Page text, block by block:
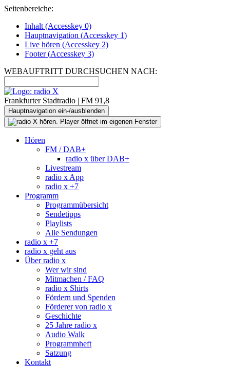
Seitenbereiche:
Inhalt (Accesskey 0)
Hauptnavigation (Accesskey 1)
Live hören (Accesskey 2)
Footer(Accesskey 3)
WEBAUFTRITT DURCHSUCHEN NACH:
Frankfurter Stadtradio | FM 91,8
Hauptnavigation ein-/ausblenden
Hören
FM / DAB+
radio x über DAB+
Livestream
radio x App
radio x +7
Programm
Programmübersicht
Sendetipps
Playlists
Alle Sendungen
radio x +7
radio x geht aus
Über radio x
Wer wir sind
Mitmachen / FAQ
radio x Shirts
Fördern und Spenden
Förderer von radio x
Geschichte
25 Jahre radio x
Audio Walk
Programmheft
Satzung
Kontakt